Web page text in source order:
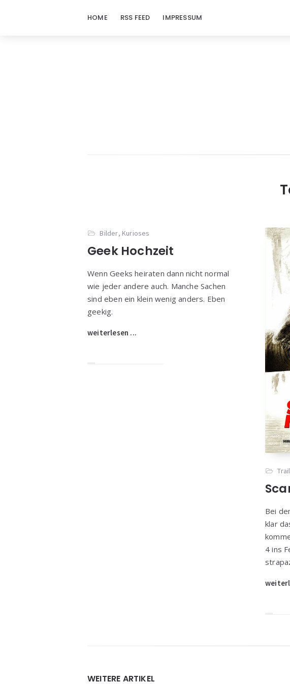
HOME RSS FEED IMPRESSUM
Bilder, Kurioses
Geek Hochzeit
Wenn Geeks heiraten dann nicht normal
wie jeder andere auch. Manche Sachen
sind eben ein klein wenig anders. Eben
geekig.
weiterlesen ...
Bei
klar
4 ins
WEITERE ARTIKEL